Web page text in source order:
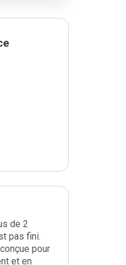
de 2
pas fini.
pour
et en